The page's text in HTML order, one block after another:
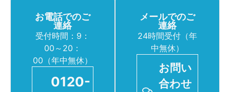
お電話でのご
連絡
受付時間：9：
00～20：
00（年中無休）
0120-
メールでのご
連絡
24時間受付（年
中無休）
お問い
合わせ